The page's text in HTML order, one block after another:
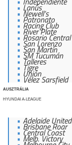
Lanús
Newell’s
Patronato
Racing Club
River Plate
Rosario Central
San Lorenzo
San Martín
SM Tucumán
Talleres
Tigre
Unión
Vélez Sarsfield
AUSZTRÁLIA
HYUNDAI A-LEAGUE
Adelaide United
Brisbane Roar
Central Coast
Melb. Victory